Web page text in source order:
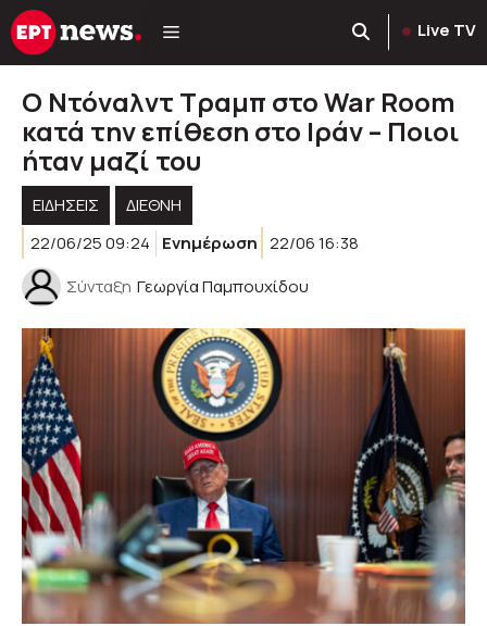
Μετάβαση
σε
Live TV
Ο Ντόναλντ Τραμπ στο War Room
κατά την επίθεση στο Ιράν – Ποιοι
ήταν μαζί του
ΕΙΔΗΣΕΙΣ
ΔΙΕΘΝΗ
22/06/25 09:24
Ενημέρωση 22/06 16:38
Σύνταξη Γεωργία Παμπουχίδου